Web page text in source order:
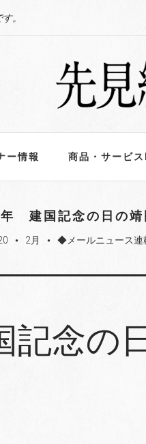
。
ー情報 商品・サービス
年 建国記念の日の靖
fiber_manual_record 2月 fiber_manual_record ◆メールニュース
念の